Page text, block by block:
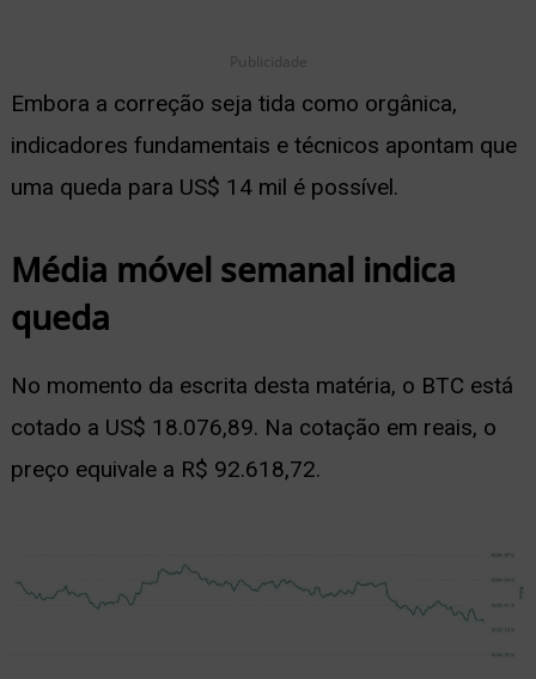
Publicidade
Embora a correção seja tida como orgânica,
indicadores fundamentais e técnicos apontam que
uma queda para US$ 14 mil é possível.
Média móvel semanal indica
queda
No momento da escrita desta matéria, o BTC está
cotado a US$ 18.076,89. Na cotação em reais, o
preço equivale a R$ 92.618,72.